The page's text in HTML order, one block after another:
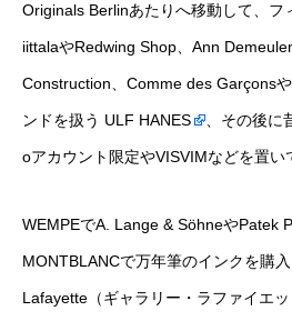
Originals Berlinあたりへ移動して、フ
iittalaやRedwing Shop、Ann
Construction、Comme des Garçons
ンドを扱う ULF HANES 、その後
oアカウント限定やVISVIMなどを置い
WEMPEでA. Lange & SöhneやPatek
MONTBLANCで万年筆のインクを購
Lafayette（ギャラリー・ラファイエ